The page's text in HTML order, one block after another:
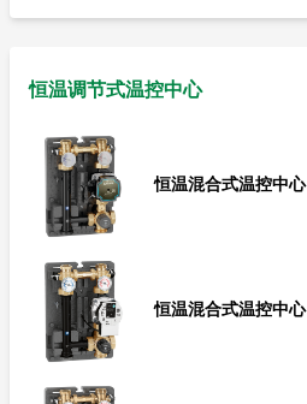
直供式温控中心
恒温调节式温控中心
恒温混合式温控中心
恒温混合式温控中心